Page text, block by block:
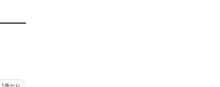
1巻から